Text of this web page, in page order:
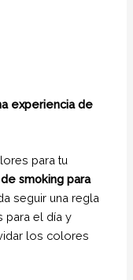
experiencia de
para tu
smoking para
seguir una regla
para el día y
los colores